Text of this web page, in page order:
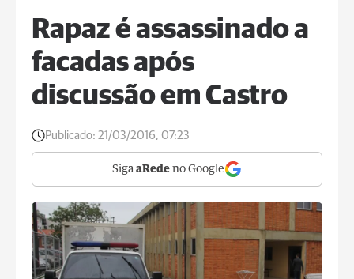
Rapaz é assassinado a
facadas após
discussão em Castro
Publicado: 21/03/2016, 07:23
Siga aRede no Google